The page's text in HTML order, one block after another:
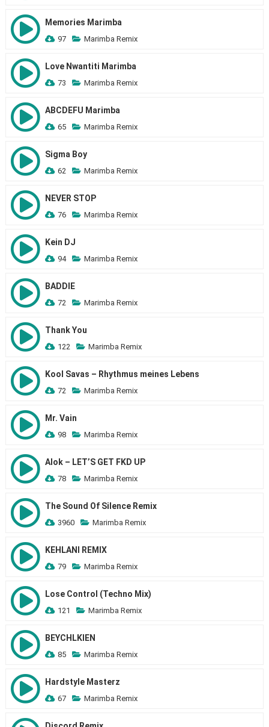
Memories Marimba
97 Marimba Remix
Love Nwantiti Marimba
73 Marimba Remix
ABCDEFU Marimba
65 Marimba Remix
Sigma Boy
62 Marimba Remix
NEVER STOP
76 Marimba Remix
Kein DJ
94 Marimba Remix
BADDIE
72 Marimba Remix
Thank You
122 Marimba Remix
Kool Savas – Rhythmus meines Lebens
72 Marimba Remix
Mr. Vain
98 Marimba Remix
Alok – LET’S GET FKD UP
78 Marimba Remix
The Sound Of Silence Remix
3960 Marimba Remix
KEHLANI REMIX
79 Marimba Remix
Lose Control (Techno Mix)
121 Marimba Remix
BEYCHLKIEN
85 Marimba Remix
Hardstyle Masterz
67 Marimba Remix